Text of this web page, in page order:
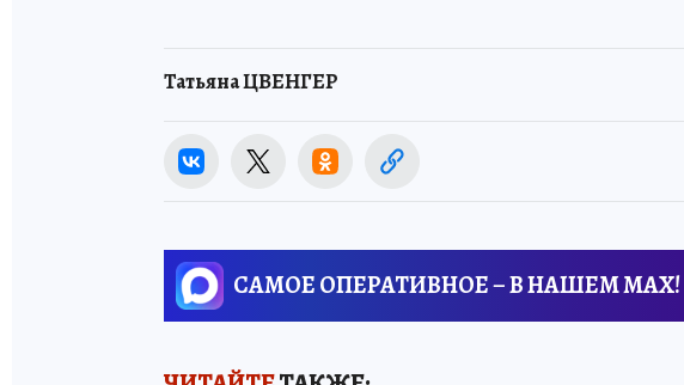
Татьяна ЦВЕНГЕР
САМОЕ ОПЕРАТИВНОЕ – В НАШЕМ MAX!